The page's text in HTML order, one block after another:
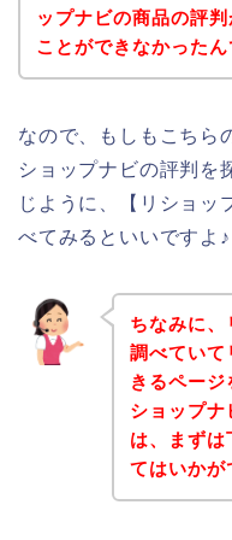
ップナビの商品の評
ことができなかったん
なので、もしもこちら
ショップナビの評判を
じように、【リショ
べてみるといいですよ♪
ちなみに、
調べていて
きるページ
ショップナ
は、まずは
てはいかが